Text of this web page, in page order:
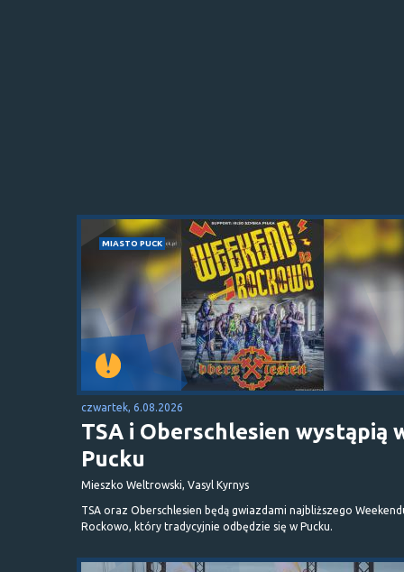
MIASTO PUCK
czwartek, 6.08.2026
TSA i Oberschlesien wystąpią
Pucku
Mieszko Weltrowski, Vasyl Kyrnys
TSA oraz Oberschlesien będą gwiazdami najbliższego
Rockowo, który tradycyjnie odbędzie się w Pucku.